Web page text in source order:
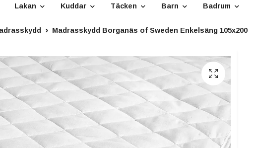
Lakan Kuddar Täcken Barn Badrum
Madrasskydd Borganäs of Sweden Enkelsäng 105x200